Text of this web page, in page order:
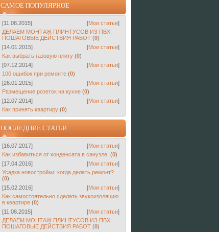
САМОЕ ПОПУЛЯРНОЕ
[11.08.2015] [Мои статьи]
ДЕЛАЕМ МОНТАЖ ПЛИНТУСОВ ИЗ ПВХ:
ПОШАГОВЫЕ ДЕЙСТВИЯ РАБОТ (0)
[14.01.2015]
[Мои статьи]
Как выбрать газовую плиту (0)
[07.12.2014]
[Мои статьи]
100 ошибок при ремонте (0)
[26.01.2015]
[Мои статьи]
Размещение розеток на кухне (0)
[12.07.2014]
[Мои статьи]
Как принять квартиру (0)
ПОСЛЕДНИЕ СТАТЬИ
[16.07.2017] [Мои статьи]
Как избавиться от конденсата в санузле. (0)
[17.04.2016]
[Мои статьи]
Усадка новостройки: когда делать ремонт?
(0)
[15.02.2016]
[Мои статьи]
Как самостоятельно сделать звукоизоляцию
в квартире (0)
[11.08.2015]
[Мои статьи]
ДЕЛАЕМ МОНТАЖ ПЛИНТУСОВ ИЗ ПВХ:
ПОШАГОВЫЕ ДЕЙСТВИЯ РАБОТ (0)